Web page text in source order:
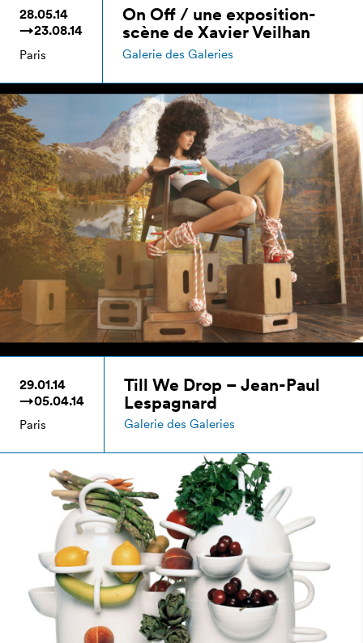
28.05.14
→23.08.14
Paris
On Off / une exposition-
scène de Xavier Veilhan
Galerie des Galeries
29.01.14
→05.04.14
Paris
Till We Drop – Jean-Paul
Lespagnard
Galerie des Galeries